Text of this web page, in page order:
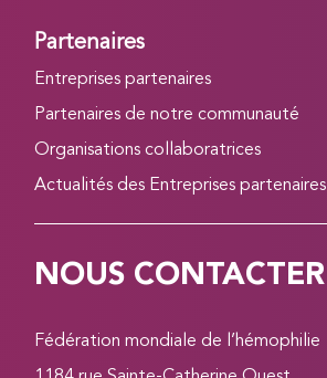
Partenaires
Entreprises partenaires
Partenaires de notre communauté
Organisations collaboratrices
Actualités des Entreprises partenaires
NOUS CONTACTER
Fédération mondiale de l’hémophilie